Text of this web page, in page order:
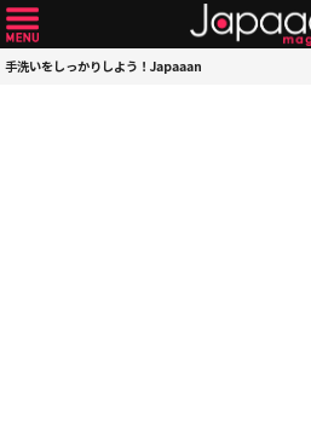
手洗いをしっかりしよう！Japaaan